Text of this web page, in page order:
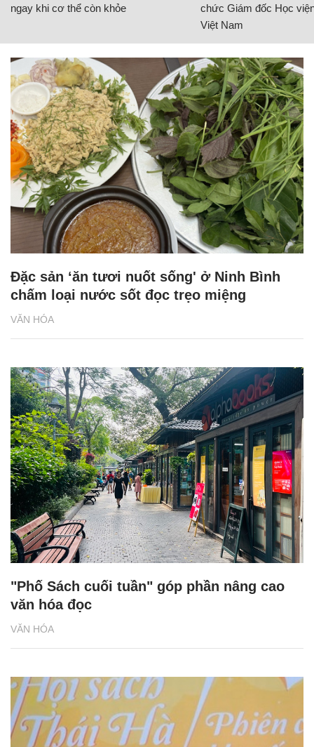
ngay khi cơ thể còn khỏe
chức Giám đốc Học
Việt Nam
VĂN HÓA
Đặc sản ‘ăn tươi nuốt sống' ở Ninh Bình
chấm loại nước sốt đọc trẹo miệng
VĂN HÓA
"Phố Sách cuối tuần" góp phần nâng cao
văn hóa đọc